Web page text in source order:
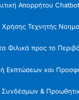
Απορρήτου
Χρήσης Τεχνητής
Φιλικά προς το
Εκπτώσεων και
&